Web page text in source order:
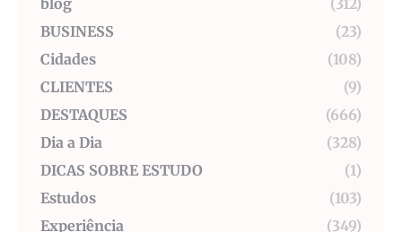
blog
(312)
BUSINESS
(23)
Cidades
(108)
CLIENTES
(9)
DESTAQUES
(666)
Dia a Dia
(328)
DICAS SOBRE ESTUDO
(1)
Estudos
(103)
Experiência
(349)